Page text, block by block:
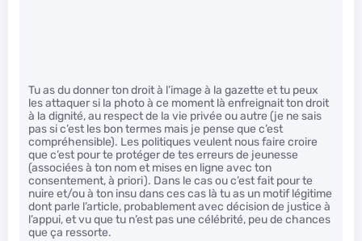
Tu as du donner ton droit à l’image à la gazette et tu peux
les attaquer si la photo à ce moment là enfreignait ton droit
à la dignité, au respect de la vie privée ou autre (je ne sais
pas si c’est les bon termes mais je pense que c’est
compréhensible). Les politiques veulent nous faire croire
que c’est pour te protéger de tes erreurs de jeunesse
(associées à ton nom et mises en ligne avec ton
consentement, à priori). Dans le cas ou c’est fait pour te
nuire et/ou à ton insu dans ces cas là tu as un motif légitime
dont parle l’article, probablement avec décision de justice à
l’appui, et vu que tu n’est pas une célébrité, peu de chances
que ça ressorte.